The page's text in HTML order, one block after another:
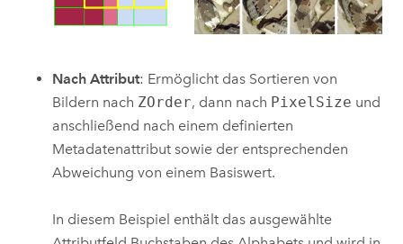
Nach Attribut: Ermöglicht das Sortieren von
Bildern nach ZOrder, dann nach PixelSize und
anschließend nach einem definierten
Metadatenattribut sowie der entsprechenden
Abweichung von einem Basiswert.
In diesem Beispiel enthält das ausgewählte